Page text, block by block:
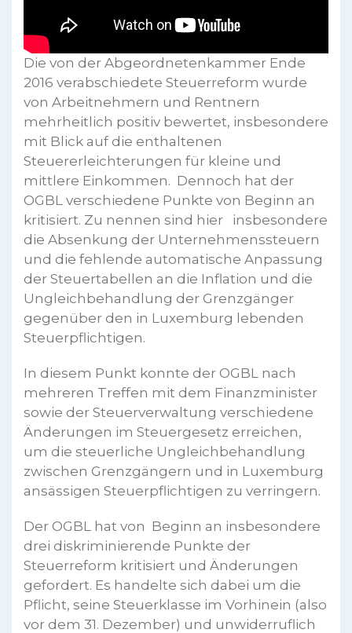
Die von der Abgeordnetenkammer Ende
2016 verabschiedete Steuerreform wurde
von Arbeitnehmern und Rentnern
mehrheitlich positiv bewertet, insbesondere
mit Blick auf die enthaltenen
Steuererleichterungen für kleine und
mittlere Einkommen. Dennoch hat der
OGBL verschiedene Punkte von Beginn an
kritisiert. Zu nennen sind hier insbesondere
die Absenkung der Unternehmenssteuern
und die fehlende automatische Anpassung
der Steuertabellen an die Inflation und die
Ungleichbehandlung der Grenzgänger
gegenüber den in Luxemburg lebenden
Steuerpflichtigen.
In diesem Punkt konnte der OGBL nach
mehreren Treffen mit dem Finanzminister
sowie der Steuerverwaltung verschiedene
Änderungen im Steuergesetz erreichen,
um die steuerliche Ungleichbehandlung
zwischen Grenzgängern und in Luxemburg
ansässigen Steuerpflichtigen zu verringern.
Der OGBL hat von Beginn an insbesondere
drei diskriminierende Punkte der
Steuerreform kritisiert und Änderungen
gefordert. Es handelte sich dabei um die
Pflicht, seine Steuerklasse im Vorhinein (also
vor dem 31. Dezember) und unwiderruflich